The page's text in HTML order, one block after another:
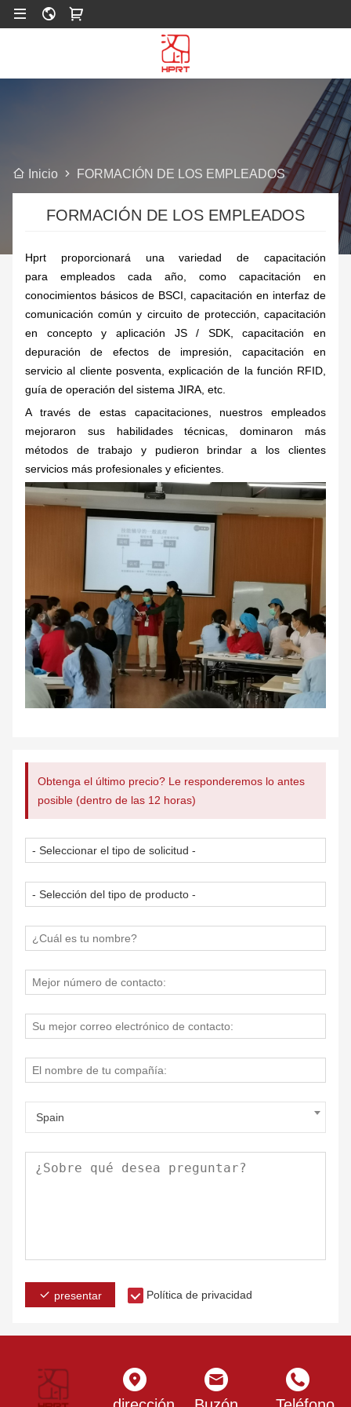
Inicio FORMACIÓN DE LOS EMPLEADOS
FORMACIÓN DE LOS EMPLEADOS
Hprt proporcionará una variedad de capacitación
para empleados cada año, como capacitación en
conocimientos básicos de BSCI, capacitación en interfaz de
comunicación común y circuito de protección, capacitación
en concepto y aplicación JS / SDK, capacitación en
depuración de efectos de impresión, capacitación en
servicio al cliente posventa, explicación de la función RFID,
guía de operación del sistema JIRA, etc.
A través de estas capacitaciones, nuestros empleados
mejoraron sus habilidades técnicas, dominaron más
métodos de trabajo y pudieron brindar a los clientes
servicios más profesionales y eficientes.
Obtenga el último precio? Le responderemos lo antes
posible (dentro de las 12 horas)
Spain
presentar Política de privacidad